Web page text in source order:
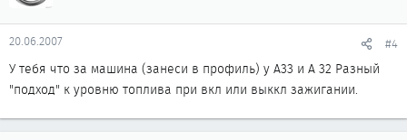
20.06.2007 #4
У тебя что за машина (занеси в профиль) у А33 и А 32 Разный
"подход" к уровню топлива при вкл или выккл зажигании.